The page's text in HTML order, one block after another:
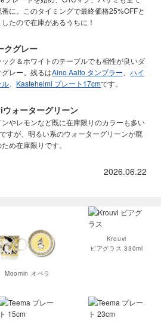
番に。このタイミングで最終価格25%OFFと
したので在庫があるうちに！
クグレー
ック＆ホワイトのテーブルでも相性が良いダ
グレー。残るはAino Aalto タンブラー 、ハイ
ル
Kastehelmi プレート17cmです。
ォーターグリーン
ンやレモンなど既に在庫限りのカラーも多い
すが、明るい系のウォーターグリーンが廃
め在庫限りです。
2026.06.22
Moomin オペラ
Krouvi
ビアグラス 330ml